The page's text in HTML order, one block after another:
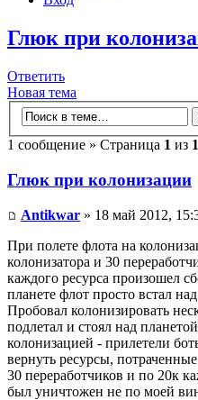
Глюк при
Ответить
Новая тема
1 сообщение » Страница 1 из 1
Глюк при колонизации
Antikwar » 18 май 2012,
При полете флота на
колонизатора и 30
каждого ресурса произошел
планете флот просто встал
Пробовал колонизировать
подлетал и стоял над
колонизацией - прилетели
вернуть ресурсы,
30 переработчиков и по 20к
был уничтожен не по моей